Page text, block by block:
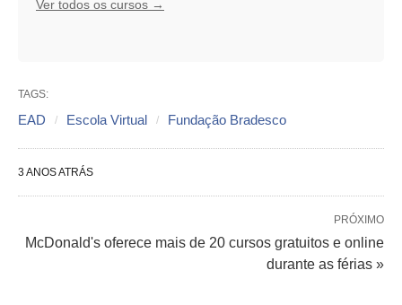
Ver todos os cursos →
TAGS:
EAD Escola Virtual Fundação Bradesco
3 ANOS ATRÁS
PRÓXIMO
McDonald's oferece mais de 20 cursos gratuitos e online
durante as férias »